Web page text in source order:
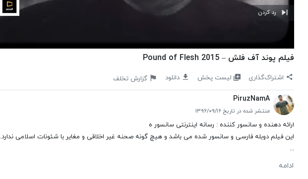
رد کردن
فیلم پوند آف فلش – Pound of Flesh 2015
اشتراک‌گذاری لیست پخش دانلود گزارش تخلف
PiruzNamA
منتشر شده در تاریخ ۱۳۹۶/۰۹/۱۶
ارائه دهنده و سانسور کننده : رسانه اینترنتی سانسور ه
این فیلم دوبله فارسی و سانسور شده می باشد و هیچ گونه صحنه غیر اخلاقی و مغایر با شئونات اسلامی ندارد.
...
ادامه